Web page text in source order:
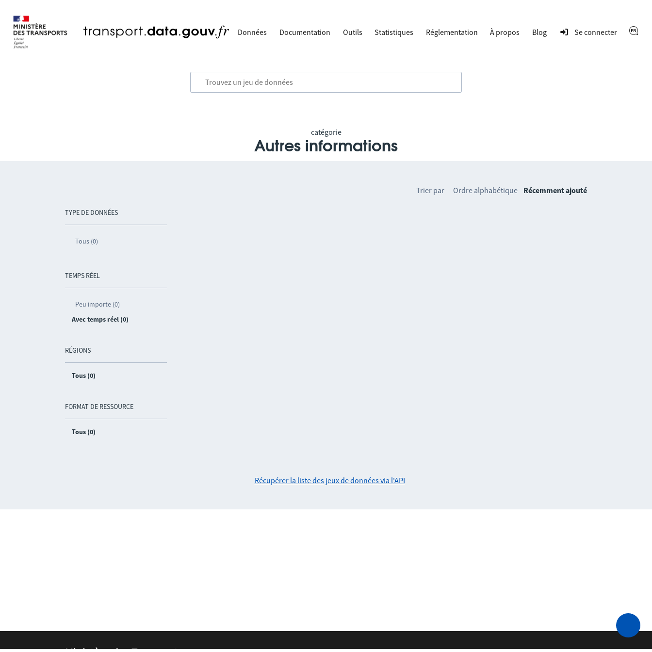
Données Documentation Outils Statistiques Réglementation À propos Blog Se connecter
catégorie
Autres informations
TYPE DE DONNÉES
Tous (0)
TEMPS RÉEL
Peu importe (0)
Avec temps réel (0)
RÉGIONS
Tous (0)
FORMAT DE RESSOURCE
Tous (0)
Trier par Ordre alphabétique Récemment ajouté
Récupérer la liste des jeux de données via l'API -